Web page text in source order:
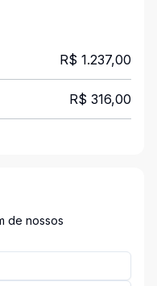
R$ 1.237,00
R$ 316,00
de nossos